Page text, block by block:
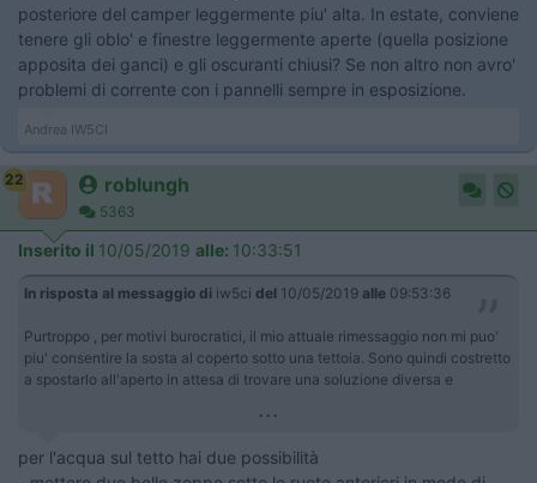
posteriore del camper leggermente piu' alta. In estate, conviene
tenere gli oblo' e finestre leggermente aperte (quella posizione
apposita dei ganci) e gli oscuranti chiusi? Se non altro non avro'
problemi di corrente con i pannelli sempre in esposizione.
Andrea IW5CI
22 roblungh
5363
Inserito il 10/05/2019 alle: 10:33:51
In risposta al messaggio di iw5ci del 10/05/2019 alle 09:53:36
Purtroppo , per motivi burocratici, il mio attuale rimessaggio non mi puo'
piu' consentire la sosta al coperto sotto una tettoia. Sono quindi costretto
a spostarlo all'aperto in attesa di trovare una soluzione diversa e
...
per l'acqua sul tetto hai due possibilità